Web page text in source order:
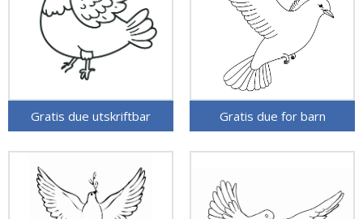
Gratis due utskriftbar Gratis due for barn